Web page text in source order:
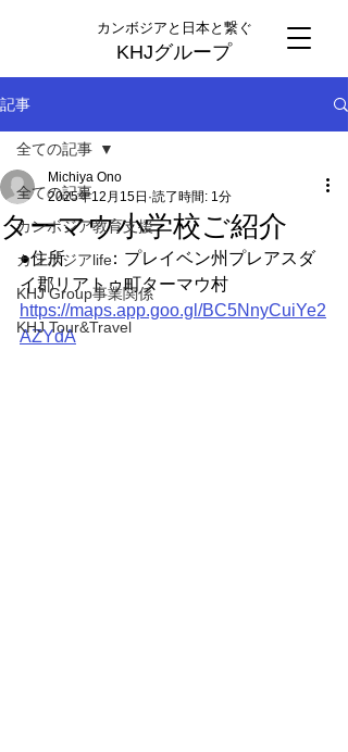
カンボジアと日本と繋ぐ
KHJグループ
記事
全ての記事
カンボジア教育支援
カンボジアlife
KHJ Group事業関係
KHJ Tour&Travel
全ての記事
ターマウ小学校ご紹介
Michiya Ono
2025年12月15日 読了時間: 1分
●住所	：プレイベン州プレアスダ
イ郡リアトゥ町ターマウ村
https://maps.app.goo.gl/BC5NnyCuiYe2
AZYdA